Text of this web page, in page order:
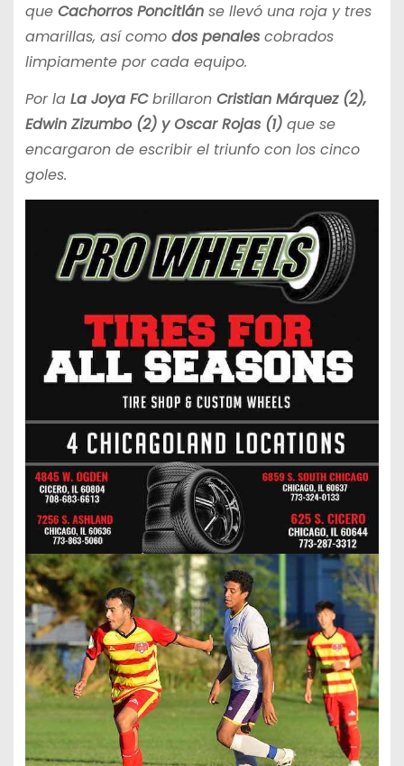
que Cachorros Poncitlánse llevó una roja y tres
amarillas, así como dos penalescobrados
limpiamente por cada equipo.
Por la La Joya FCbrillaron Cristian Márquez (2),
Edwin Zizumbo (2) y Oscar Rojas (1) que se
encargaron de escribir el triunfo con los cinco
goles.